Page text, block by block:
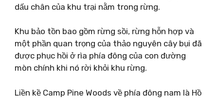
dấu chân của khu trại nằm trong rừng.
Khu bảo tồn bao gồm rừng sồi, rừng hỗn hợp và
một phần quan trọng của thảo nguyên cây bụi đã
được phục hồi ở rìa phía đông của con đường
mòn chính khi nó rời khỏi khu rừng.
Liền kề Camp Pine Woods về phía đông nam là Hồ